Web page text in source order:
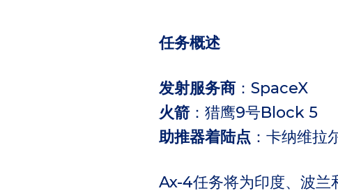
任务概述
发射服务商 ：SpaceX
火箭 ：猎鹰9号Block 5
助推器着陆点 ：卡纳维
Ax-4任务将为印度、波兰